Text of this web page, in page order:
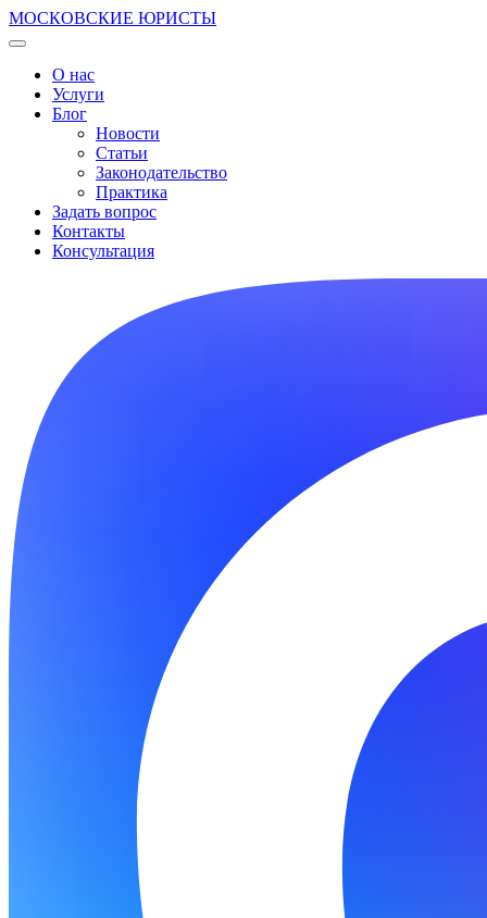
МОСКОВСКИЕ ЮРИСТЫ
О нас
Услуги
Блог
Новости
Статьи
Законодательство
Практика
Задать вопрос
Контакты
Консультация